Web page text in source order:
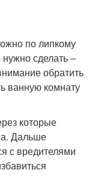
по липкому
сделать –
обратить
ванную комнату
которые
Дальше
с вредителями